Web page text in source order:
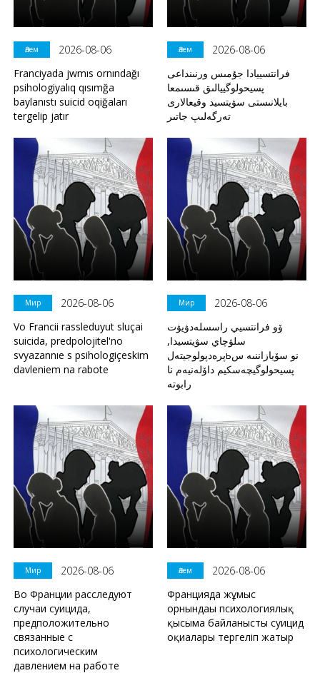
Әлем
2026-08-06
Franciyada jwmıs ornındağı
psihologiyalıq qısımğa
baylanıstı suicid oqiğaları
tergelip jatır
Әлем
2026-08-06
فرانتسييادا جۇمىس ورنىنداعى
پسيحولوگييالىق قىسىمعا
بايلانىستى سۋيتسيد وقيعالارى
تەرگەلىپ جاتىر
Мир
2026-08-06
Vo Francii rassleduyut sluçai
suicida, predpolojitel'no
svyazannıe s psihologiçeskim
davleniem na rabote
Мир
2026-08-06
ۆو فرانتسيي راسسلەدۋيۋت
سلۋچاي سۋيتسيدا,
پرەدپولوجيتەلьنو سۆيازاننىە س
پسيحولوگيچەسكيم داۆلەنيەم نا
رابوتە
Мир
2026-08-06
Во Франции расследуют
случаи суицида,
предположительно
связанные с
психологическим
давлением на работе
Әлем
2026-08-06
Францияда жұмыс
орнындағы психологиялық
қысымға байланысты суицид
оқиғалары тергеліп жатыр